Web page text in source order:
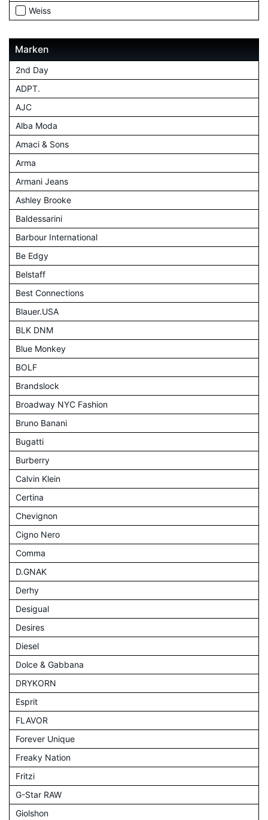
Weiss
Marken
2nd Day
ADPT.
AJC
Alba Moda
Amaci & Sons
Arma
Armani Jeans
Ashley Brooke
Baldessarini
Barbour International
Be Edgy
Belstaff
Best Connections
Blauer.USA
BLK DNM
Blue Monkey
BOLF
Brandslock
Broadway NYC Fashion
Bruno Banani
Bugatti
Burberry
Calvin Klein
Certina
Chevignon
Cigno Nero
Comma
D.GNAK
Derhy
Desigual
Desires
Diesel
Dolce & Gabbana
DRYKORN
Esprit
FLAVOR
Forever Unique
Freaky Nation
Fritzi
G-Star RAW
Giolshon